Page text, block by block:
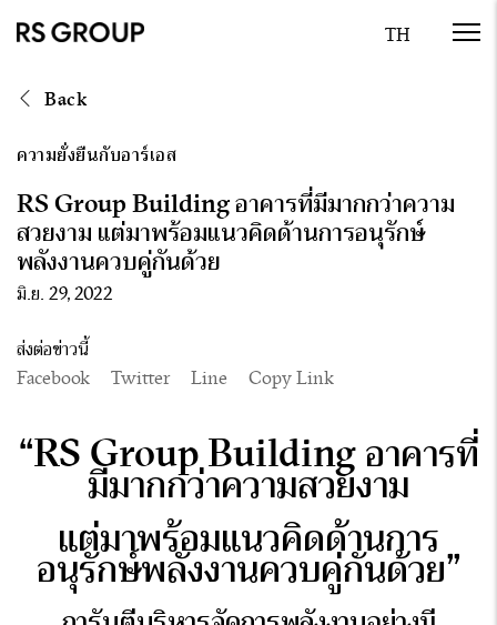
Back
ความยั่งยืนกับอาร์เอส
RS Group Building อาคารที่มีมากกว่าความ
สวยงาม แต่มาพร้อมแนวคิดด้านการอนุรักษ์
พลังงานควบคู่กันด้วย
มิ.ย. 29, 2022
ส่งต่อข่าวนี้
Facebook
Twitter Line Copy Link
“RS Group Building อาคารที่
มีมากกว่าความสวยงาม
แต่มาพร้อมแนวคิดด้านการ
อนุรักษ์พลังงานควบคู่กันด้วย”